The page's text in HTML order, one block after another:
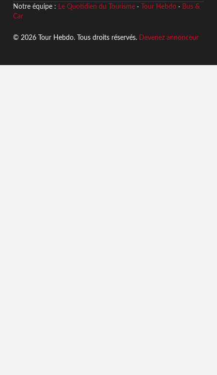
Notre équipe : Le Quotidien du Tourisme· Tour Hebdo· Bus &
Car
© 2026 Tour Hebdo. Tous droits réservés. Devenez annonceur